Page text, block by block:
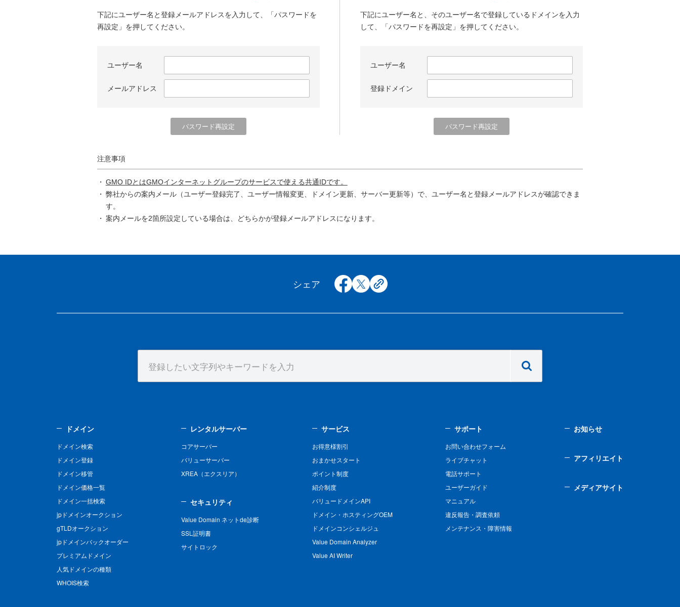
下記にユーザー名と登録メールアドレスを入力して、「パスワードを
再設定」を押してください。
ユーザー名
メールアドレス
下記にユーザー名と、そのユーザー名で登録しているドメインを入力
して、「パスワードを再設定」を押してください。
ユーザー名
登録ドメイン
注意事項
GMO IDとはGMOインターネットグループのサービスで使える共通IDです。
弊社からの案内メール（ユーザー登録完了、ユーザー情報変更、ドメイン更新、サーバー更新等）で、ユーザー名と登録メールアドレスが確認できま
す。
案内メールを2箇所設定している場合は、どちらかが登録メールアドレスになります。
シェア facebook
x copy
ドメイン
ドメイン検索
ドメイン登録
ドメイン移管
ドメイン価格一覧
ドメイン一括検索
jpドメインオークション
gTLDオークション
jpドメインバックオーダー
プレミアムドメイン
人気ドメインの種類
WHOIS検索
レンタルサーバー
コアサーバー
バリューサーバー
XREA（エクスリア）
セキュリティ
Value Domain ネットde診断
SSL証明書
サイトロック
サービス
お得意様割引
おまかせスタート
ポイント制度
紹介制度
バリュードメインAPI
ドメイン・ホスティングOEM
ドメインコンシェルジュ
Value Domain Analyzer
Value AI Writer
サポート
お問い合わせフォーム
ライブチャット
電話サポート
ユーザーガイド
マニュアル
違反報告・調査依頼
メンテナンス・障害情報
お知らせ
アフィリエイト
メディアサイト